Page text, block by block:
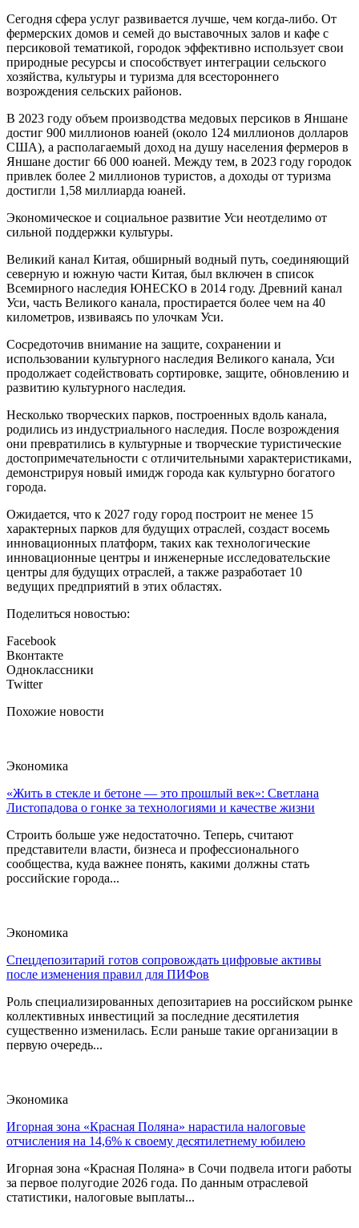
Сегодня сфера услуг развивается лучше, чем когда-либо. От
фермерских домов и семей до выставочных залов и кафе с
персиковой тематикой, городок эффективно использует свои
природные ресурсы и способствует интеграции сельского
хозяйства, культуры и туризма для всестороннего
возрождения сельских районов.
В 2023 году объем производства медовых персиков в Яншане
достиг 900 миллионов юаней (около 124 миллионов долларов
США), а располагаемый доход на душу населения фермеров в
Яншане достиг 66 000 юаней. Между тем, в 2023 году городок
привлек более 2 миллионов туристов, а доходы от туризма
достигли 1,58 миллиарда юаней.
Экономическое и социальное развитие Уси неотделимо от
сильной поддержки культуры.
Великий канал Китая, обширный водный путь, соединяющий
северную и южную части Китая, был включен в список
Всемирного наследия ЮНЕСКО в 2014 году. Древний канал
Уси, часть Великого канала, простирается более чем на 40
километров, извиваясь по улочкам Уси.
Сосредоточив внимание на защите, сохранении и
использовании культурного наследия Великого канала, Уси
продолжает содействовать сортировке, защите, обновлению и
развитию культурного наследия.
Несколько творческих парков, построенных вдоль канала,
родились из индустриального наследия. После возрождения
они превратились в культурные и творческие туристические
достопримечательности с отличительными характеристиками,
демонстрируя новый имидж города как культурно богатого
города.
Ожидается, что к 2027 году город построит не менее 15
характерных парков для будущих отраслей, создаст восемь
инновационных платформ, таких как технологические
инновационные центры и инженерные исследовательские
центры для будущих отраслей, а также разработает 10
ведущих предприятий в этих областях.
Поделиться новостью:
Facebook
Вконтакте
Одноклассники
Twitter
Похожие новости
Экономика
«Жить в стекле и бетоне — это прошлый век»: Светлана
Листопадова о гонке за технологиями и качестве жизни
Строить больше уже недостаточно. Теперь, считают
представители власти, бизнеса и профессионального
сообщества, куда важнее понять, какими должны стать
российские города...
Экономика
Спецдепозитарий готов сопровождать цифровые активы
после изменения правил для ПИФов
Роль специализированных депозитариев на российском рынке
коллективных инвестиций за последние десятилетия
существенно изменилась. Если раньше такие организации в
первую очередь...
Экономика
Игорная зона «Красная Поляна» нарастила налоговые
отчисления на 14,6% к своему десятилетнему юбилею
Игорная зона «Красная Поляна» в Сочи подвела итоги работы
за первое полугодие 2026 года. По данным отраслевой
статистики, налоговые выплаты...